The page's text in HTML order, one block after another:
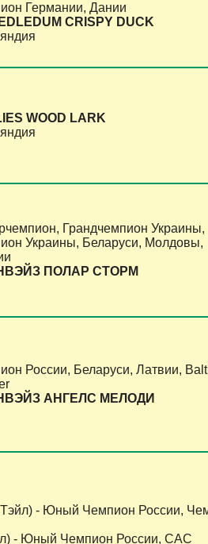
Германии, Дании
CRISPY DUCK
WOOD LARK
Грандчемпион Украины,
Украины, Беларуси, Молдовы,
ПОЛАР СТОРМ
России, Беларуси, Латвии,
АНГЕЛС МЕЛОДИ
- Юный Чемпион России,
- Юный Чемпион России, САС